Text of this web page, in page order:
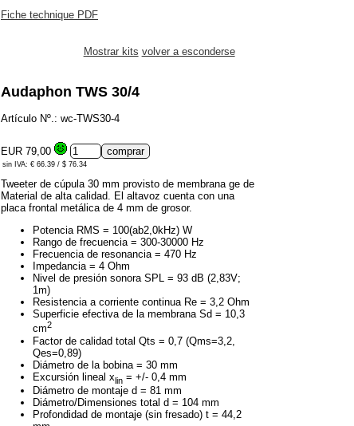
Fiche technique PDF
Mostrar kits volver a esconderse
Audaphon TWS 30/4
Artículo Nº.: wc-TWS30-4
EUR 79,00
sin IVA: € 66.39 / $ 76.34
Tweeter de cúpula 30 mm provisto de membrana ge de
Material de alta calidad. El altavoz cuenta con una
placa frontal metálica de 4 mm de grosor.
Potencia RMS = 100(ab2,0kHz) W
Rango de frecuencia = 300-30000 Hz
Frecuencia de resonancia = 470 Hz
Impedancia = 4 Ohm
Nivel de presión sonora SPL = 93 dB (2,83V;
1m)
Resistencia a corriente continua Re = 3,2 Ohm
Superficie efectiva de la membrana Sd = 10,3
cm2
Factor de calidad total Qts = 0,7 (Qms=3,2,
Qes=0,89)
Diámetro de la bobina = 30 mm
Excursión lineal xlin = +/- 0,4 mm
Diámetro de montaje d = 81 mm
Diámetro/Dimensiones total d = 104 mm
Profondidad de montaje (sin fresado) t = 44,2